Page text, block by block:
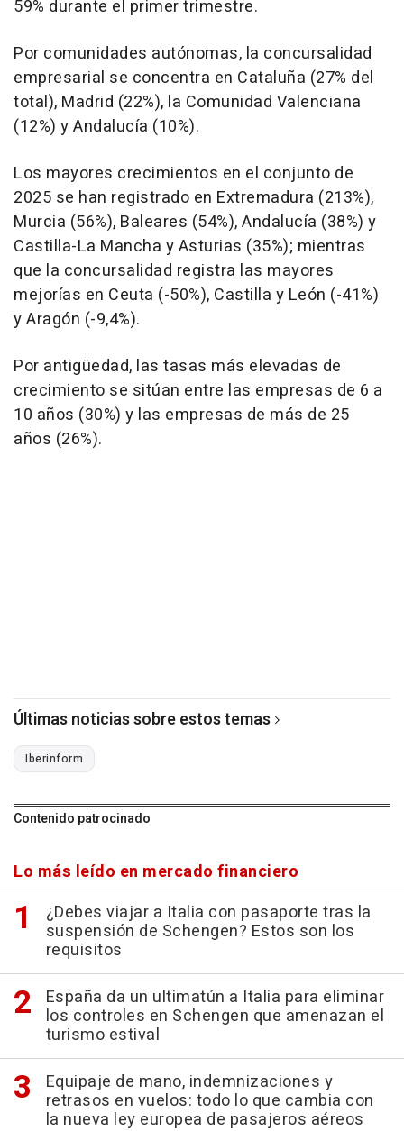
59% durante el primer trimestre.
Por comunidades autónomas, la concursalidad
empresarial se concentra en Cataluña (27% del
total), Madrid (22%), la Comunidad Valenciana
(12%) y Andalucía (10%).
Los mayores crecimientos en el conjunto de
2025 se han registrado en Extremadura (213%),
Murcia (56%), Baleares (54%), Andalucía (38%) y
Castilla-La Mancha y Asturias (35%); mientras
que la concursalidad registra las mayores
mejorías en Ceuta (-50%), Castilla y León (-41%)
y Aragón (-9,4%).
Por antigüedad, las tasas más elevadas de
crecimiento se sitúan entre las empresas de 6 a
10 años (30%) y las empresas de más de 25
años (26%).
Últimas noticias sobre estos temas
Iberinform
Contenido patrocinado
Lo más leído en mercado financiero
¿Debes viajar a Italia con pasaporte tras la
suspensión de Schengen? Estos son los
requisitos
España da un ultimatún a Italia para eliminar
los controles en Schengen que amenazan el
turismo estival
Equipaje de mano, indemnizaciones y
retrasos en vuelos: todo lo que cambia con
la nueva ley europea de pasajeros aéreos